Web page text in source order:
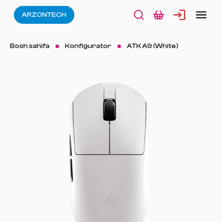
ARZONTECH
Bosh sahifa Konfigurator ATK A9 (White)